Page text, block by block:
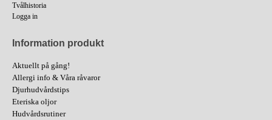
Tvålhistoria
Logga in
Information produkt
Aktuellt på gång!
Allergi info & Våra råvaror
Djurhudvårdstips
Eteriska oljor
Hudvårdsrutiner